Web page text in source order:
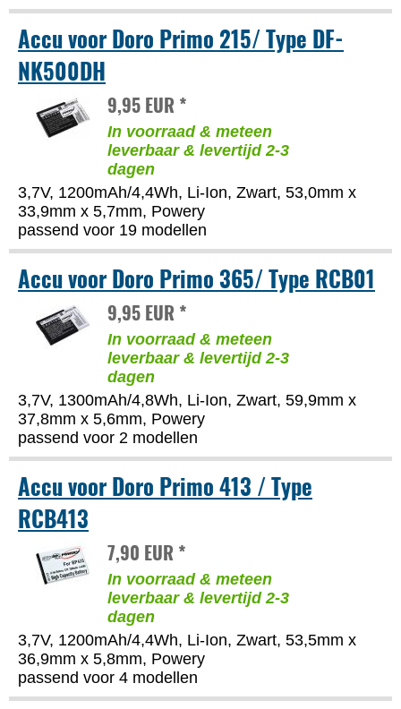
Accu voor Doro Primo 215/ Type DF-
NK500DH
9,95 EUR *
In voorraad & meteen
leverbaar & levertijd 2-3
dagen
3,7V, 1200mAh/4,4Wh, Li-Ion, Zwart, 53,0mm x
33,9mm x 5,7mm, Powery
passend voor 19 modellen
Accu voor Doro Primo 365/ Type RCB01
9,95 EUR *
In voorraad & meteen
leverbaar & levertijd 2-3
dagen
3,7V, 1300mAh/4,8Wh, Li-Ion, Zwart, 59,9mm x
37,8mm x 5,6mm, Powery
passend voor 2 modellen
Accu voor Doro Primo 413 / Type
RCB413
7,90 EUR *
In voorraad & meteen
leverbaar & levertijd 2-3
dagen
3,7V, 1200mAh/4,4Wh, Li-Ion, Zwart, 53,5mm x
36,9mm x 5,8mm, Powery
passend voor 4 modellen